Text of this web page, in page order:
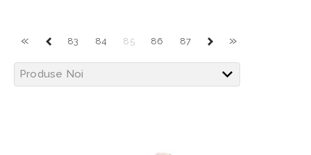
« 83 84 85 86 87 »